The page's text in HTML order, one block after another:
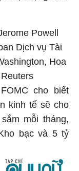
Powell
Dịch vụ Tài
Hoa
cho biết
kinh tế sẽ cho
mỗi tháng,
bạc và 5 tỷ